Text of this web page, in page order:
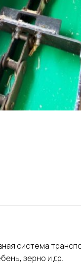
система
зерно и др.